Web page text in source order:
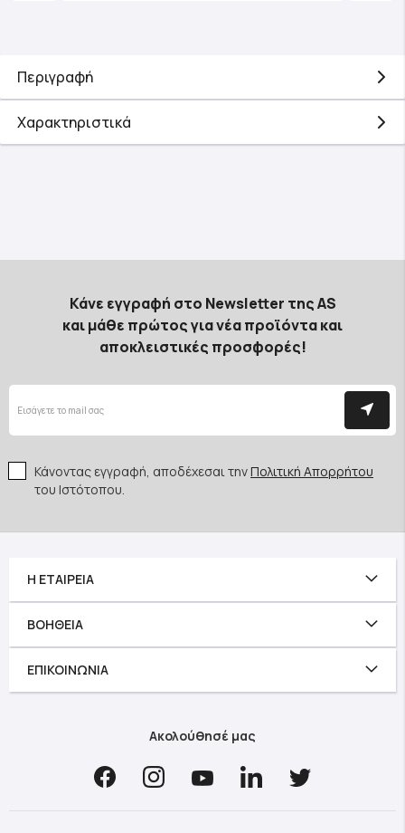
Περιγραφή
Χαρακτηριστικά
Κάνε εγγραφή στο Newsletter της AS
και μάθε πρώτος για νέα προϊόντα και
αποκλειστικές προσφορές!
Κάνοντας εγγραφή, αποδέχεσαι τηνΠολιτική Απορρήτου
του Ιστότοπου.
Η ΕΤΑΙΡΕΊΑ
ΒΟΉΘΕΙΑ
ΕΠΙΚΟΙΝΩΝΊΑ
Ακολούθησέ μας